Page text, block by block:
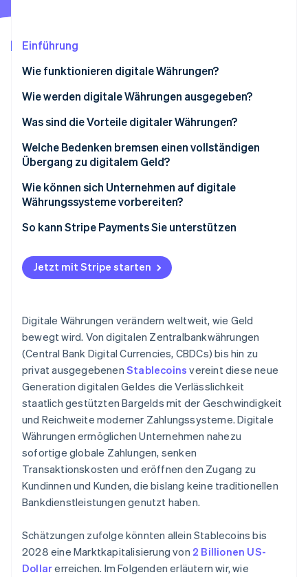
CO₂-Entnahme
Identity
Online-Identitätsprüfung
Stripe-Sessions 2026
Erfahren Sie, wie Stripe Lösungen für
Einführung
Wie funktionieren digitale Währungen?
Sie führen Buch
Sie basieren auf zwei Eigentumsmodellen
Sie verifizieren Transaktionen
Sie verwahren und verwenden digitales Geld
Wie werden digitale Währungen ausgegeben?
Zentralbanken
Regierungen
Privatunternehmen
Was sind die Vorteile digitaler Währungen?
Welche Bedenken bremsen einen vollständigen
Übergang zu digitalem Geld?
Wie können sich Unternehmen auf digitale
Währungssysteme vorbereiten?
So kann Stripe Payments Sie unterstützen
Jetzt mit Stripe starten
Digitale Währungen verändern weltweit, wie Geld
bewegt wird. Von digitalen Zentralbankwährungen
(Central Bank Digital Currencies, CBDCs) bis hin zu
privat ausgegebenen Stablecoins vereint diese neue
Generation digitalen Geldes die Verlässlichkeit
staatlich gestützten Bargelds mit der Geschwindigkeit
und Reichweite moderner Zahlungssysteme. Digitale
Währungen ermöglichen Unternehmen nahezu
sofortige globale Zahlungen, senken
Transaktionskosten und eröffnen den Zugang zu
Kundinnen und Kunden, die bislang keine traditionellen
Bankdienstleistungen genutzt haben.
Schätzungen zufolge könnten allein Stablecoins bis
2028 eine Marktkapitalisierung von 2 Billionen US-
Dollarerreichen. Im Folgenden erläutern wir, wie